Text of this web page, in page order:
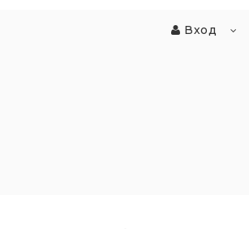
Вход